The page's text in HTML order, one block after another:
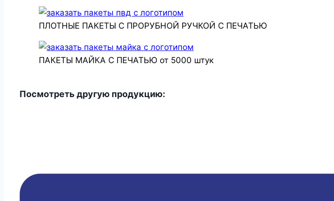
ПЛОТНЫЕ ПАКЕТЫ С ПРОРУБНОЙ РУЧКОЙ С ПЕЧАТЬЮ
ПАКЕТЫ МАЙКА С ПЕЧАТЬЮ от 5000 штук
Посмотреть другую продукцию: